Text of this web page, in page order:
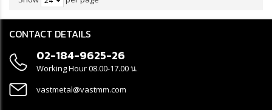
CONTACT DETAILS
02-184-9625-26
Working Hour 08.00-17.00 น.
vastmetal@vastmm.com